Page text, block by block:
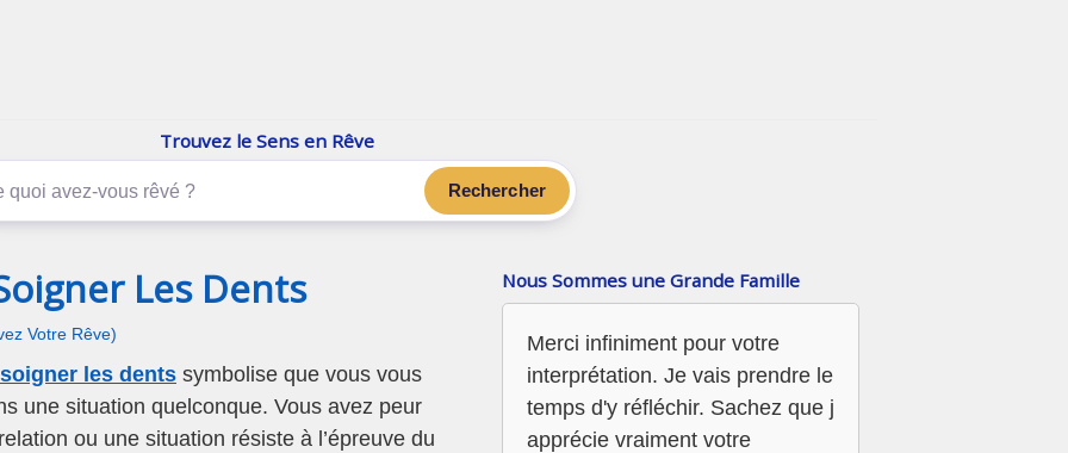
Trouvez le Sens en Rêve
Rechercher
Les Dents
Votre Rêve)
les dents symbolise que vous vous
une situation quelconque. Vous avez peur
ou une situation résiste à l’épreuve du
Nous Sommes une Grande Famille
Merci infiniment pour votre
interprétation. Je vais prendre le
temps d'y réfléchir. Sachez que j
apprécie vraiment votre